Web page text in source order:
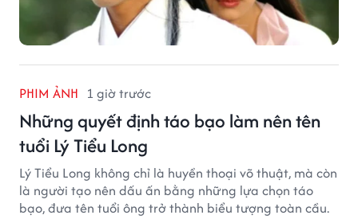
PHIM ẢNH 1 giờ trước
Những quyết định táo bạo làm nên tên
tuổi Lý Tiểu Long
Lý Tiểu Long không chỉ là huyền thoại võ thuật, mà còn
là người tạo nên dấu ấn bằng những lựa chọn táo
bạo, đưa tên tuổi ông trở thành biểu tượng toàn cầu.